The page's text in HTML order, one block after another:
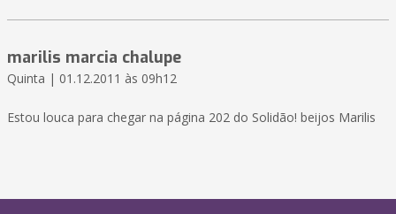
marilis marcia chalupe
Quinta | 01.12.2011 às 09h12
Estou louca para chegar na página 202 do Solidão! beijos Marilis